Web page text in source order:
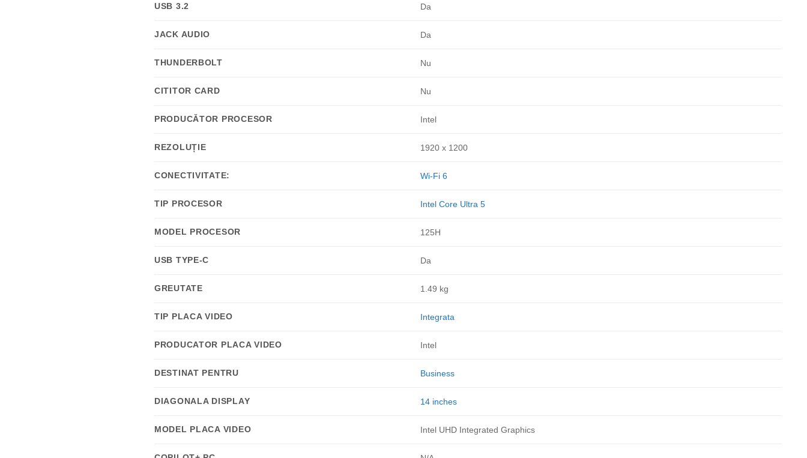
USB 3.2 Da
JACK AUDIO Da
THUNDERBOLT Nu
CITITOR CARD Nu
PRODUCĂTOR PROCESOR Intel
REZOLUȚIE 1920 x 1200
CONECTIVITATE: Wi-Fi 6
TIP PROCESOR Intel Core Ultra 5
MODEL PROCESOR 125H
USB TYPE-C Da
GREUTATE 1.49 kg
TIP PLACA VIDEO Integrata
PRODUCATOR PLACA VIDEO Intel
DESTINAT PENTRU Business
DIAGONALA DISPLAY 14 inches
MODEL PLACA VIDEO Intel UHD Integrated Graphics